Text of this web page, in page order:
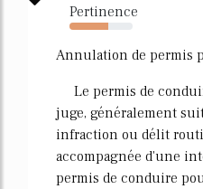
Pertinence
61%
Annulation de permis
Le permis de
juge, généralement
infraction ou délit
accompagnée d'une
permis de conduire